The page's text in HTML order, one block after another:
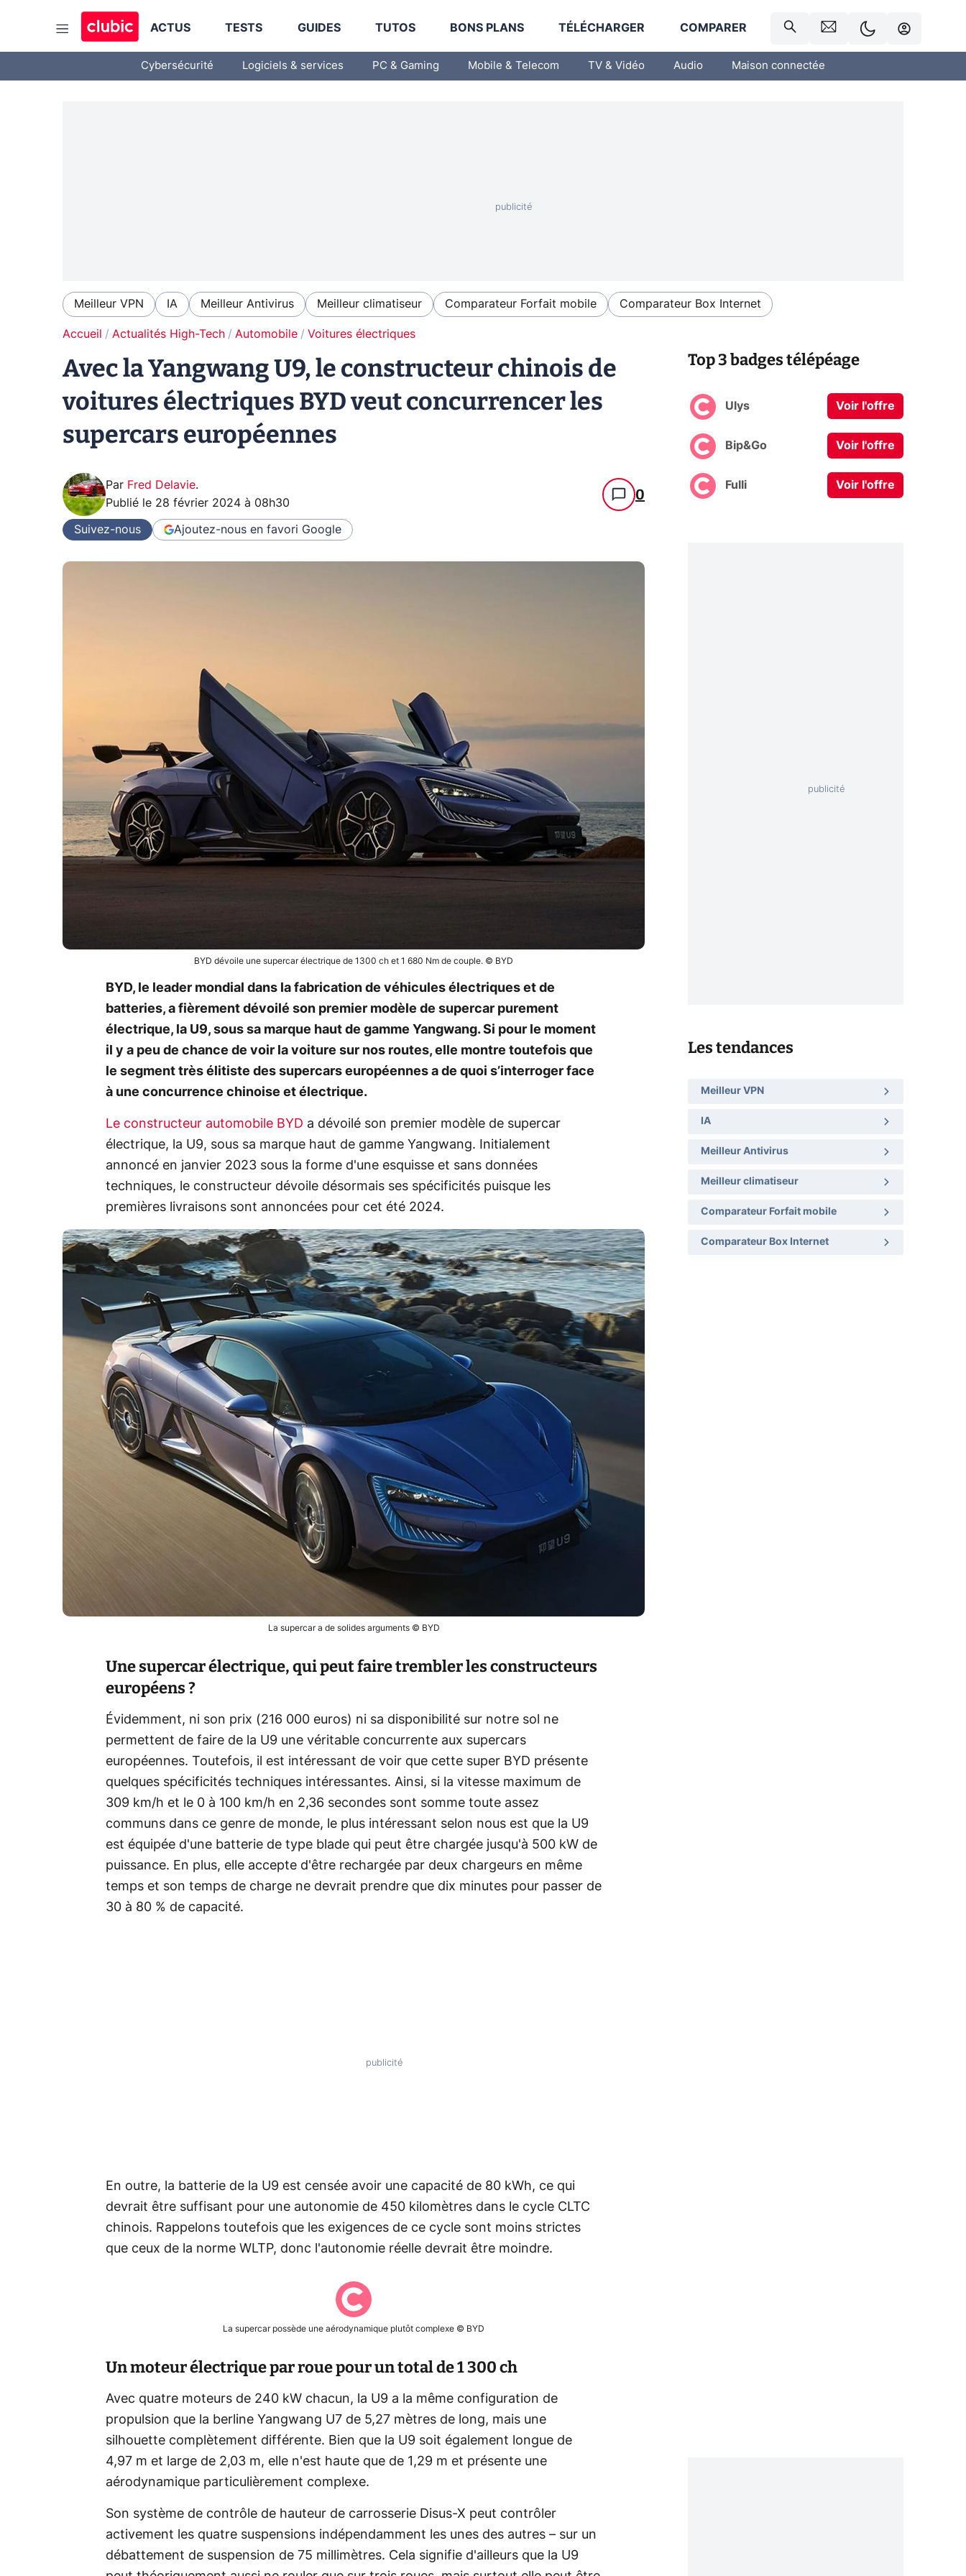
ACTUS TESTS GUIDES TUTOS BONS PLANS TÉLÉCHARGER COMPARER
Cybersécurité Logiciels & services PC & Gaming Mobile & Telecom TV & Vidéo Audio Maison connectée
Meilleur VPN IA Meilleur Antivirus Meilleur climatiseur Comparateur Forfait mobile Comparateur Box Internet
Accueil Actualités High-Tech Automobile Voitures électriques
Avec la Yangwang U9, le constructeur chinois de
voitures électriques BYD veut concurrencer les
supercars européennes
Par Fred Delavie.
Publié le 28 février 2024 à 08h30 0
Suivez-nous Ajoutez-nous en favori Google
BYD dévoile une supercar électrique de 1300 ch et 1 680 Nm de couple. © BYD
BYD, le leader mondial dans la fabrication de véhicules électriques et de
batteries, a fièrement dévoilé son premier modèle de supercar purement
électrique, la U9, sous sa marque haut de gamme Yangwang. Si pour le moment
il y a peu de chance de voir la voiture sur nos routes, elle montre toutefois que
le segment très élitiste des supercars européennes a de quoi s’interroger face
à une concurrence chinoise et électrique.
Le constructeur automobile BYD a dévoilé son premier modèle de supercar
électrique, la U9, sous sa marque haut de gamme Yangwang. Initialement
annoncé en janvier 2023 sous la forme d'une esquisse et sans données
techniques, le constructeur dévoile désormais ses spécificités puisque les
premières livraisons sont annoncées pour cet été 2024.
La supercar a de solides arguments © BYD
Une supercar électrique, qui peut faire trembler les constructeurs
européens ?
Évidemment, ni son prix (216 000 euros) ni sa disponibilité sur notre sol ne
permettent de faire de la U9 une véritable concurrente aux supercars
européennes. Toutefois, il est intéressant de voir que cette super BYD présente
quelques spécificités techniques intéressantes. Ainsi, si la vitesse maximum de
309 km/h et le 0 à 100 km/h en 2,36 secondes sont somme toute assez
communs dans ce genre de monde, le plus intéressant selon nous est que la U9
est équipée d'une batterie de type blade qui peut être chargée jusqu'à 500 kW de
puissance. En plus, elle accepte d'être rechargée par deux chargeurs en même
temps et son temps de charge ne devrait prendre que dix minutes pour passer de
30 à 80 % de capacité.
En outre, la batterie de la U9 est censée avoir une capacité de 80 kWh, ce qui
devrait être suffisant pour une autonomie de 450 kilomètres dans le cycle CLTC
chinois. Rappelons toutefois que les exigences de ce cycle sont moins strictes
que ceux de la norme WLTP, donc l'autonomie réelle devrait être moindre.
La supercar possède une aérodynamique plutôt complexe © BYD
Un moteur électrique par roue pour un total de 1 300 ch
Avec quatre moteurs de 240 kW chacun, la U9 a la même configuration de
propulsion que la berline Yangwang U7 de 5,27 mètres de long, mais une
silhouette complètement différente. Bien que la U9 soit également longue de
4,97 m et large de 2,03 m, elle n'est haute que de 1,29 m et présente une
aérodynamique particulièrement complexe.
Son système de contrôle de hauteur de carrosserie Disus-X peut contrôler
activement les quatre suspensions indépendamment les unes des autres – sur un
débattement de suspension de 75 millimètres. Cela signifie d'ailleurs que la U9
Top 3 badges télépéage
Ulys Voir l'offre
Bip&Go Voir l'offre
Fulli Voir l'offre
Les tendances
Meilleur VPN
IA
Meilleur Antivirus
Meilleur climatiseur
Comparateur Forfait mobile
Comparateur Box Internet